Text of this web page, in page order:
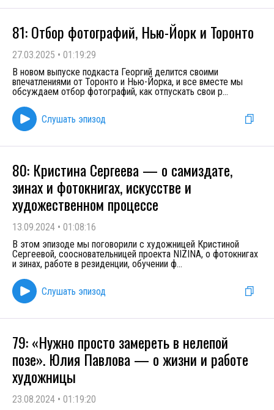
81: Отбор фотографий, Нью-Йорк и Торонто
27.03.2025 • 01:19:29
В новом выпуске подкаста Георгий делится своими
впечатлениями от Торонто и Нью-Йорка, и все вместе мы
обсуждаем отбор фотографий, как отпускать свои р...
Слушать эпизод
80: Кристина Сергеева — о самиздате,
зинах и фотокнигах, искусстве и
художественном процессе
13.09.2024 • 01:08:16
В этом эпизоде мы поговорили с художницей Кристиной
Сергеевой, соосновательницей проекта NIZINA, о фотокнигах
и зинах, работе в резиденции, обучении ф...
Слушать эпизод
79: «Нужно просто замереть в нелепой
позе». Юлия Павлова — о жизни и работе
художницы
23.08.2024 • 01:19:20